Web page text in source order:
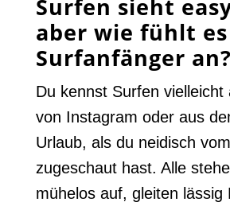
Surfen sieht
aber wie fühlt
Surfanfänger an?
Du kennst Surfen vielleicht
von Instagram oder aus
Urlaub, als du neidisch
zugeschaut hast. Alle
mühelos auf, gleiten lässig